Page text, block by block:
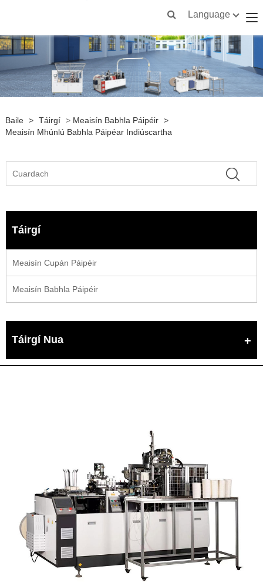
Language
Baile > Táirgí > Meaisín Babhla Páipéir >
Meaisín Mhúnlú Babhla Páipéar Indiúscartha
Táirgí
Meaisín Cupán Páipéir
Meaisín Babhla Páipéir
Táirgí Nua